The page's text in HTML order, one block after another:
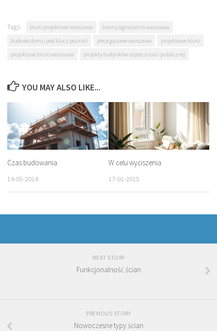
Tags: biuro projektowe warszawa
bramy ogrodzenia warszawa
budowa domu pod klucz poznań
piece gazowe warszawa
projektowe biuro
projektowe biuro warszawa
projekty budynków użyteczności publicznej
YOU MAY ALSO LIKE...
Czas budowania
14-05-2014
W celu wyciszenia
17-01-2015
NEXT STORY
Funkcjonalność ścian
PREVIOUS STORY
Nowoczesne typy ścian